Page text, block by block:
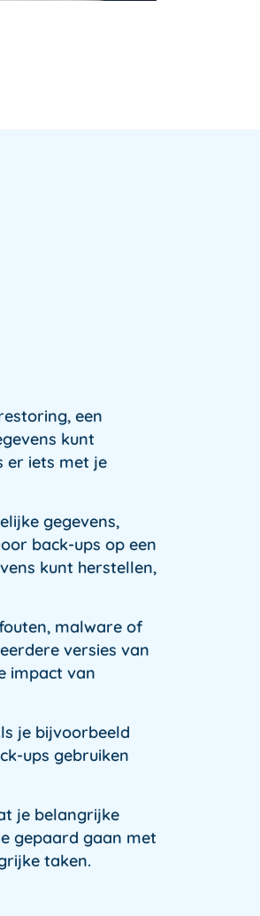
een
kunt
er iets met je
gegevens,
back-ups op een
kunt herstellen,
malware of
versies van
impact van
je bijvoorbeeld
ups gebruiken
je belangrijke
gepaard gaan met
taken.